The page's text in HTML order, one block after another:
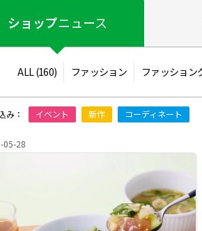
ショップニュース
ALL (160) ファッション ファッション
み： イベント 新作 コーディネート
05-28